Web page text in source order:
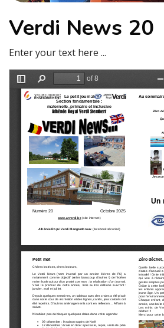
Verdi News 20
Enter your text here ...